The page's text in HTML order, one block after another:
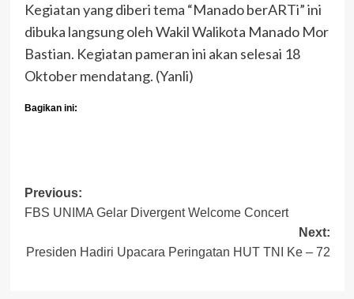
Kegiatan yang diberi tema “Manado berARTi” ini
dibuka langsung oleh Wakil Walikota Manado Mor
Bastian. Kegiatan pameran ini akan selesai 18
Oktober mendatang. (Yanli)
Bagikan ini:
Post
navigation
Previous:
FBS UNIMA Gelar Divergent Welcome Concert
Next:
Presiden Hadiri Upacara Peringatan HUT TNI Ke – 72